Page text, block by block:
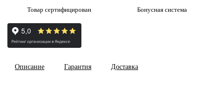
Товар сертифицирован Бонусная система
Описание Гарантия Доставка